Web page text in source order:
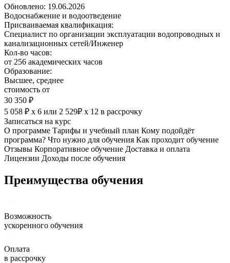
Обновлено: 19.06.2026
Водоснабжение и водоотведение
Присваиваемая квалификация:
Специалист по организации эксплуатации водопроводных и
канализационных сетей/Инженер
Кол-во часов:
от 256 академических часов
Образование:
Высшее, среднее
стоимость от
30 350 ₽
5 058 ₽ х 6 или 2 529₽ х 12 в рассрочку
Записаться на курс
О программе Тарифы и учебный план Кому подойдёт
программа? Что нужно для обучения Как проходит обучение
Отзывы Корпоративное обучение Доставка и оплата
Лицензии Доходы после обучения
Преимущества обучения
Возможность
ускоренного обучения
Оплата
в рассрочку